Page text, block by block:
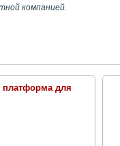
компанией.
платформа для